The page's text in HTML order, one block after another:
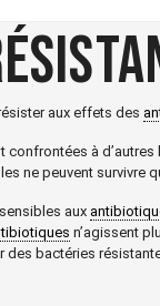
aux effets des
à d’autres
ne peuvent survivre
aux
n’agissent
bactéries